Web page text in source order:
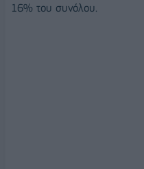
16% του συνόλου.